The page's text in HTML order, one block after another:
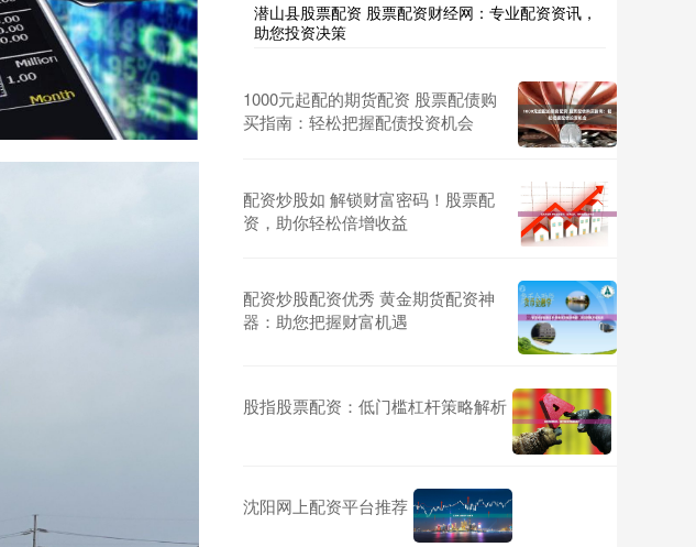
潜山县股票配资 股票配资财经网：专业配资资讯，
助您投资决策
1000元起配的期货配资 股票配债购
买指南：轻松把握配债投资机会
配资炒股如 解锁财富密码！股票配
资，助你轻松倍增收益
配资炒股配资优秀 黄金期货配资神
器：助您把握财富机遇
股指股票配资：低门槛杠杆策略解析
沈阳网上配资平台推荐